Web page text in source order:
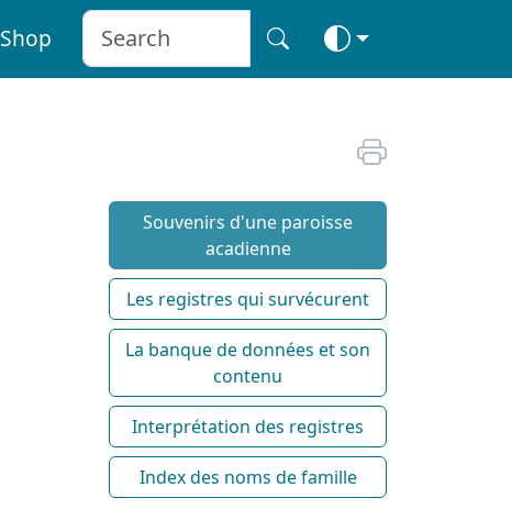
Shop
Souvenirs d'une paroisse
acadienne
Les registres qui survécurent
La banque de données et son
contenu
Interprétation des registres
Index des noms de famille